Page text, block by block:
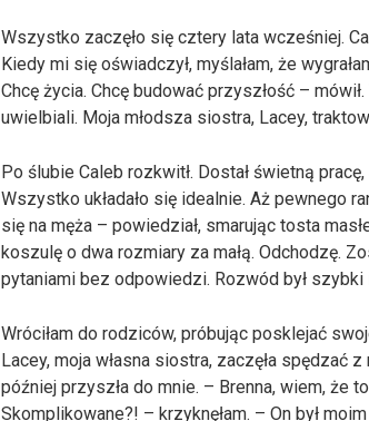
Wszystko zaczęło się cztery lata wcześniej.
Kiedy mi się oświadczył, myślałam, że
Chcę życia. Chcę budować przyszłość –
uwielbiali. Moja młodsza siostra, Lacey,
Po ślubie Caleb rozkwitł. Dostał świetną
Wszystko układało się idealnie. Aż pewnego
się na męża – powiedział, smarując tosta
koszulę o dwa rozmiary za małą. Odchodzę.
pytaniami bez odpowiedzi. Rozwód był szybki
Wróciłam do rodziców, próbując posklejać
Lacey, moja własna siostra, zaczęła spędzać
później przyszła do mnie. – Brenna, wiem, że
Skomplikowane?! – krzyknęłam. – On był